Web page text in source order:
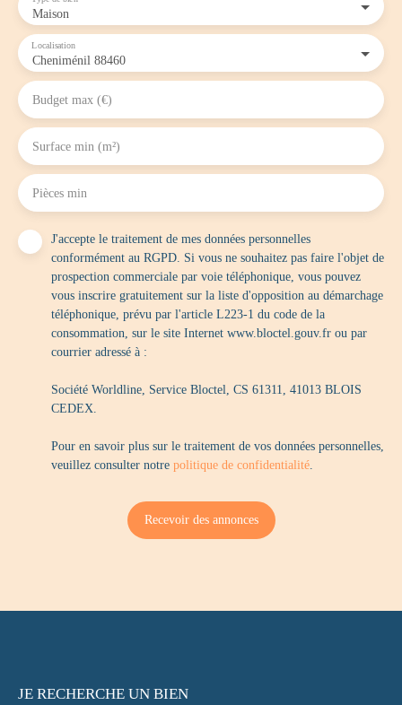
Maison
Cheniménil 88460
Localisation
Budget max (€)
Surface min (m²)
Pièces min
J'accepte le traitement de mes données personnelles
conformément au RGPD. Si vous ne souhaitez pas faire l'objet de
prospection commerciale par voie téléphonique, vous pouvez
vous inscrire gratuitement sur la liste d'opposition au démarchage
téléphonique, prévu par l'article L223-1 du code de la
consommation, sur le site Internet www.bloctel.gouv.fr ou par
courrier adressé à :
Société Worldline, Service Bloctel, CS 61311, 41013 BLOIS
CEDEX.
Pour en savoir plus sur le traitement de vos données personnelles,
veuillez consulter notre politique de confidentialité
Recevoir des annonces
JE RECHERCHE UN BIEN